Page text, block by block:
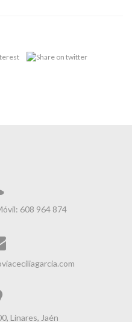
608 964 874
Linares, Jaén